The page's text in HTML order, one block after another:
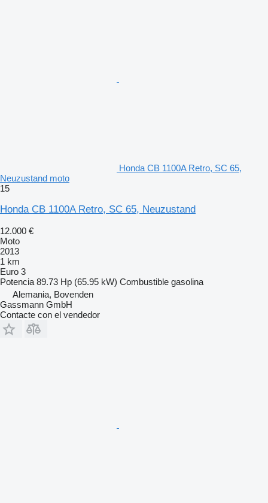
Honda CB 1100A Retro, SC 65,
Neuzustand moto
15
Honda CB 1100A Retro, SC 65, Neuzustand
12.000 €
Moto
2013
1 km
Euro 3
Potencia 89.73 Hp (65.95 kW) Combustible gasolina
Alemania, Bovenden
Gassmann GmbH
Contacte con el vendedor